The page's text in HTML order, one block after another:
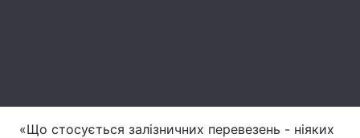
«Що стосується залізничних перевезень - ніяких